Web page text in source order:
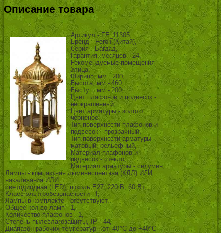
Описание товара
Артикул - FE_11305,
Бренд - Feron (Китай),
Серия - Багдад,
Гарантия, месяцев - 24,
Рекомендуемые помещения -
Улица,
Ширина, мм - 200,
Высота, мм - 460,
Выступ, мм - 200,
Цвет плафонов и подвесок -
неокрашенный,
Цвет арматуры - золото
черненое,
Тип поверхности плафонов и
подвесок - прозрачный,
Тип поверхности арматуры -
матовый, рельефный,
Материал плафонов и
подвесок - стекло,
Материал арматуры - силумин,
Лампы - компактная люминесцентная (КЛЛ) ИЛИ
накаливания ИЛИ
светодиодная (LED), цоколь E27; 220 В; 60 Вт, ,
Класс электробезопасности - I,
Лампы в комплекте - отсутствуют,
Общее кол-во ламп - 1,
Количество плафонов - 1,
Степень пылевлагозащиты, IP - 44,
Диапазон рабочих температур - от -40^C до +40^C